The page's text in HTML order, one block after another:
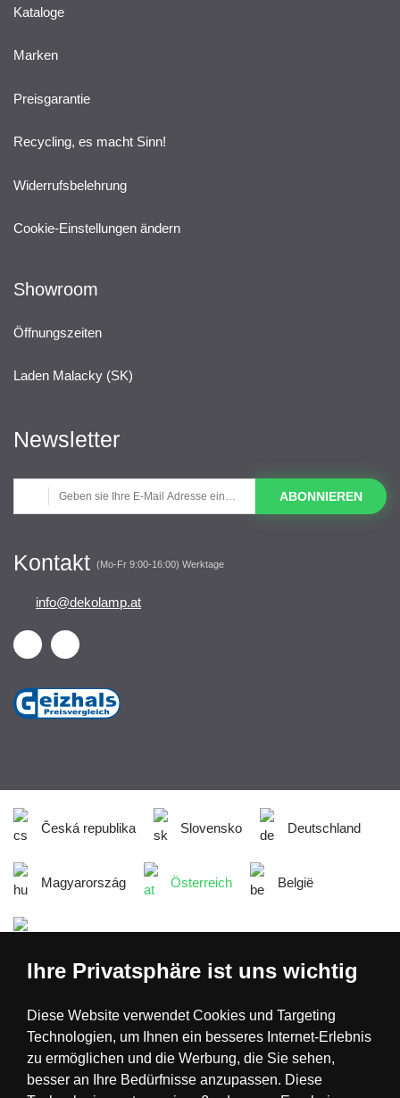
Kataloge
Marken
Preisgarantie
Recycling, es macht Sinn!
Widerrufsbelehrung
Cookie-Einstellungen ändern
Showroom
Öffnungszeiten
Laden Malacky (SK)
Newsletter
ABONNIEREN
Kontakt (Mo-Fr 9:00-16:00) Werktage
info@dekolamp.at
Česká republika Slovensko Deutschland
Magyarország Österreich België
Nederland
Ihre Privatsphäre ist uns wichtig
Diese Website verwendet Cookies und Targeting
Technologien, um Ihnen ein besseres Internet-Erlebnis
zu ermöglichen und die Werbung, die Sie sehen,
besser an Ihre Bedürfnisse anzupassen. Diese